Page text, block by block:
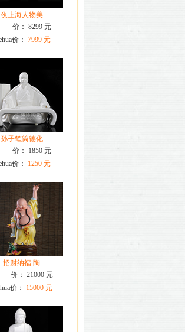
夜上海人物美
价：8299 元
价： 7999 元
孙子笔筒德化
价：1850 元
价：
1250 元
招财纳福 陶
价：21000 元
价：
15000 元